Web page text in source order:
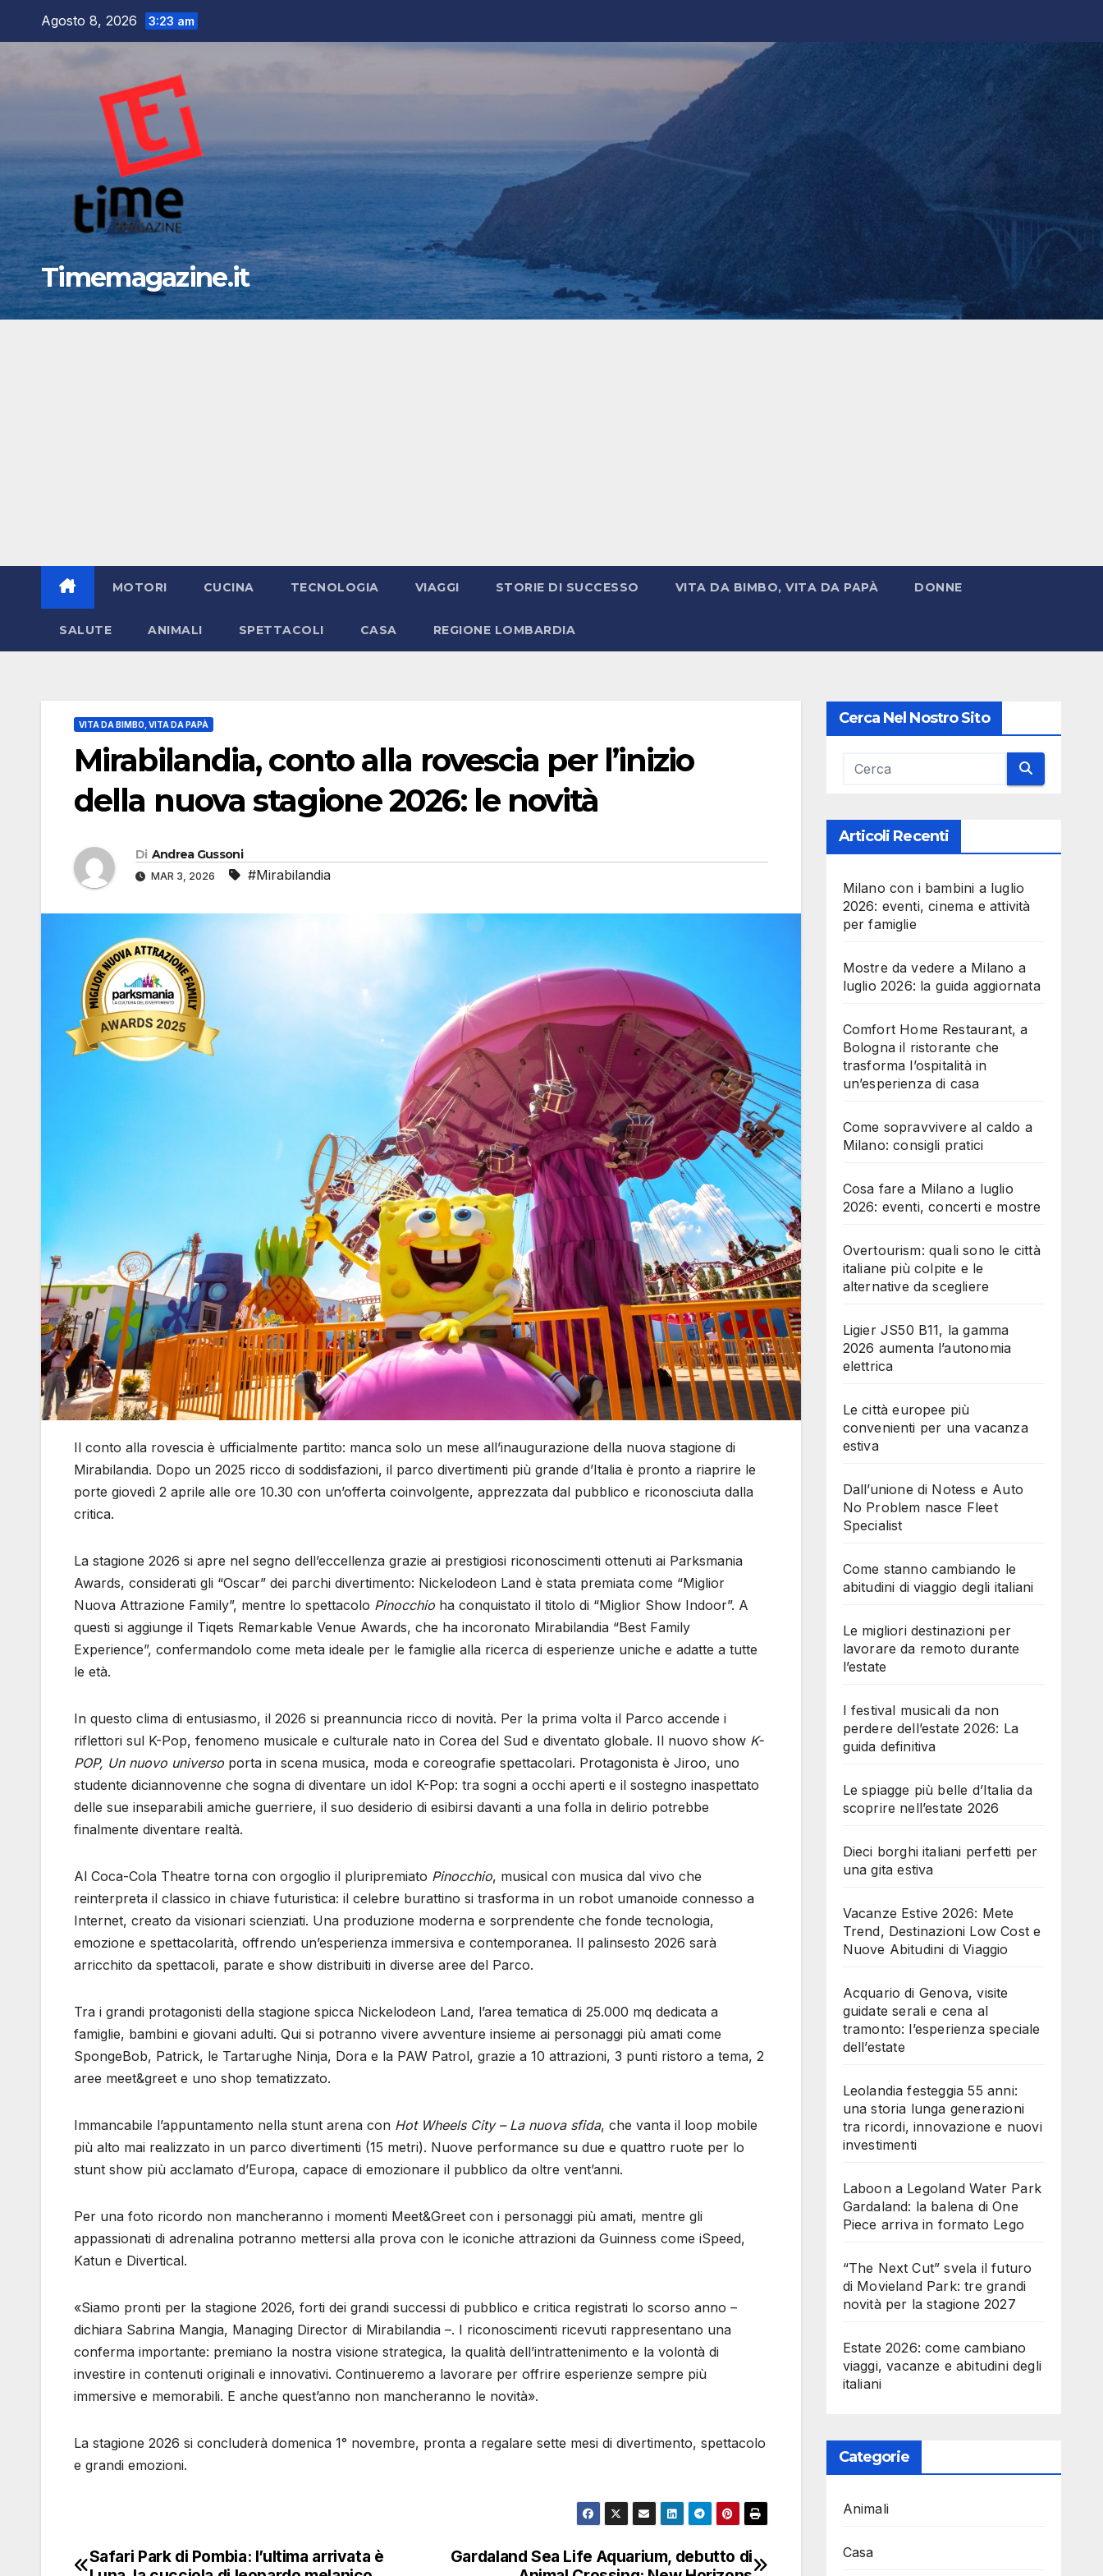
Agosto 8, 2026 3:23 am
Timemagazine.it
MOTORI CUCINA TECNOLOGIA VIAGGI STORIE DI SUCCESSO VITA DA BIMBO, VITA DA PAPÀ DONNE
SALUTE ANIMALI SPETTACOLI CASA REGIONE LOMBARDIA
VITA DA BIMBO, VITA DA PAPÀ
Mirabilandia, conto alla rovescia per l’inizio
della nuova stagione 2026: le novità
Di Andrea Gussoni
MAR 3, 2026 #Mirabilandia
Il conto alla rovescia è ufficialmente partito: manca solo un mese all’inaugurazione della nuova stagione di
Mirabilandia. Dopo un 2025 ricco di soddisfazioni, il parco divertimenti più grande d’Italia è pronto a riaprire le
porte giovedì 2 aprile alle ore 10.30 con un’offerta coinvolgente, apprezzata dal pubblico e riconosciuta dalla
critica.
La stagione 2026 si apre nel segno dell’eccellenza grazie ai prestigiosi riconoscimenti ottenuti ai Parksmania
Awards, considerati gli “Oscar” dei parchi divertimento: Nickelodeon Land è stata premiata come “Miglior
Nuova Attrazione Family”, mentre lo spettacolo Pinocchio ha conquistato il titolo di “Miglior Show Indoor”. A
questi si aggiunge il Tiqets Remarkable Venue Awards, che ha incoronato Mirabilandia “Best Family
Experience”, confermandolo come meta ideale per le famiglie alla ricerca di esperienze uniche e adatte a tutte
le età.
In questo clima di entusiasmo, il 2026 si preannuncia ricco di novità. Per la prima volta il Parco accende i
riflettori sul K-Pop, fenomeno musicale e culturale nato in Corea del Sud e diventato globale. Il nuovo show K-
POP, Un nuovo universo porta in scena musica, moda e coreografie spettacolari. Protagonista è Jiroo, uno
studente diciannovenne che sogna di diventare un idol K-Pop: tra sogni a occhi aperti e il sostegno inaspettato
delle sue inseparabili amiche guerriere, il suo desiderio di esibirsi davanti a una folla in delirio potrebbe
finalmente diventare realtà.
Al Coca-Cola Theatre torna con orgoglio il pluripremiato Pinocchio, musical con musica dal vivo che
reinterpreta il classico in chiave futuristica: il celebre burattino si trasforma in un robot umanoide connesso a
Internet, creato da visionari scienziati. Una produzione moderna e sorprendente che fonde tecnologia,
emozione e spettacolarità, offrendo un’esperienza immersiva e contemporanea. Il palinsesto 2026 sarà
arricchito da spettacoli, parate e show distribuiti in diverse aree del Parco.
Tra i grandi protagonisti della stagione spicca Nickelodeon Land, l’area tematica di 25.000 mq dedicata a
famiglie, bambini e giovani adulti. Qui si potranno vivere avventure insieme ai personaggi più amati come
SpongeBob, Patrick, le Tartarughe Ninja, Dora e la PAW Patrol, grazie a 10 attrazioni, 3 punti ristoro a tema, 2
aree meet&greet e uno shop tematizzato.
Immancabile l’appuntamento nella stunt arena con Hot Wheels City – La nuova sfida, che vanta il loop mobile
più alto mai realizzato in un parco divertimenti (15 metri). Nuove performance su due e quattro ruote per lo
stunt show più acclamato d’Europa, capace di emozionare il pubblico da oltre vent’anni.
Per una foto ricordo non mancheranno i momenti Meet&Greet con i personaggi più amati, mentre gli
appassionati di adrenalina potranno mettersi alla prova con le iconiche attrazioni da Guinness come iSpeed,
Katun e Divertical.
«Siamo pronti per la stagione 2026, forti dei grandi successi di pubblico e critica registrati lo scorso anno –
dichiara Sabrina Mangia, Managing Director di Mirabilandia –. I riconoscimenti ricevuti rappresentano una
conferma importante: premiano la nostra visione strategica, la qualità dell’intrattenimento e la volontà di
investire in contenuti originali e innovativi. Continueremo a lavorare per offrire esperienze sempre più
immersive e memorabili. E anche quest’anno non mancheranno le novità».
La stagione 2026 si concluderà domenica 1° novembre, pronta a regalare sette mesi di divertimento, spettacolo
e grandi emozioni.
Navigazione
Gardaland Sea Life Aquarium, debutto di
Safari Park di Pombia: l’ultima arrivata è
Cerca Nel Nostro Sito
Articoli Recenti
Milano con i bambini a luglio
2026: eventi, cinema e attività
per famiglie
Mostre da vedere a Milano a
luglio 2026: la guida aggiornata
Comfort Home Restaurant, a
Bologna il ristorante che
trasforma l’ospitalità in
un’esperienza di casa
Come sopravvivere al caldo a
Milano: consigli pratici
Cosa fare a Milano a luglio
2026: eventi, concerti e mostre
Overtourism: quali sono le città
italiane più colpite e le
alternative da scegliere
Ligier JS50 B11, la gamma
2026 aumenta l’autonomia
elettrica
Le città europee più
convenienti per una vacanza
estiva
Dall’unione di Notess e Auto
No Problem nasce Fleet
Specialist
Come stanno cambiando le
abitudini di viaggio degli italiani
Le migliori destinazioni per
lavorare da remoto durante
l’estate
I festival musicali da non
perdere dell’estate 2026: La
guida definitiva
Le spiagge più belle d’Italia da
scoprire nell’estate 2026
Dieci borghi italiani perfetti per
una gita estiva
Vacanze Estive 2026: Mete
Trend, Destinazioni Low Cost e
Nuove Abitudini di Viaggio
Acquario di Genova, visite
guidate serali e cena al
tramonto: l’esperienza speciale
dell’estate
Leolandia festeggia 55 anni:
una storia lunga generazioni
tra ricordi, innovazione e nuovi
investimenti
Laboon a Legoland Water Park
Gardaland: la balena di One
Piece arriva in formato Lego
“The Next Cut” svela il futuro
di Movieland Park: tre grandi
novità per la stagione 2027
Estate 2026: come cambiano
viaggi, vacanze e abitudini degli
italiani
Categorie
Animali
Casa